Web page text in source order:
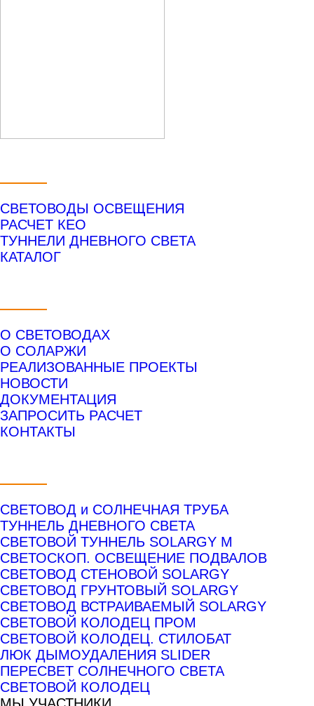
СВЕТОВОДЫ ОСВЕЩЕНИЯ
РАСЧЕТ КЕО
ТУННЕЛИ ДНЕВНОГО СВЕТА
КАТАЛОГ
О СВЕТОВОДАХ
О СОЛАРЖИ
РЕАЛИЗОВАННЫЕ ПРОЕКТЫ
НОВОСТИ
ДОКУМЕНТАЦИЯ
ЗАПРОСИТЬ РАСЧЕТ
КОНТАКТЫ
СВЕТОВОД и СОЛНЕЧНАЯ ТРУБА
ТУННЕЛЬ ДНЕВНОГО СВЕТА
СВЕТОВОЙ ТУННЕЛЬ SOLARGY М
СВЕТОСКОП. ОСВЕЩЕНИЕ ПОДВАЛОВ
СВЕТОВОД СТЕНОВОЙ SOLARGY
СВЕТОВОД ГРУНТОВЫЙ SOLARGY
СВЕТОВОД ВСТРАИВАЕМЫЙ SOLARGY
СВЕТОВОЙ КОЛОДЕЦ ПРОМ
СВЕТОВОЙ КОЛОДЕЦ. СТИЛОБАТ
ЛЮК ДЫМОУДАЛЕНИЯ SLIDER
ПЕРЕСВЕТ СОЛНЕЧНОГО СВЕТА
СВЕТОВОЙ КОЛОДЕЦ